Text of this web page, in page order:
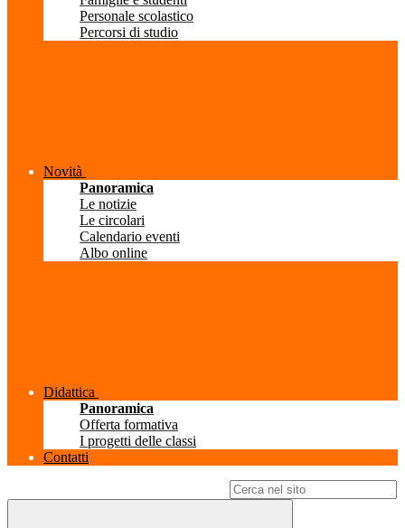
Personale scolastico
Percorsi di studio
Novità
Panoramica
Le notizie
Le circolari
Calendario eventi
Albo online
Didattica
Panoramica
Offerta formativa
I progetti delle classi
Contatti